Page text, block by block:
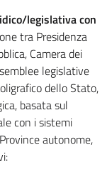
legislativa con
tra Presidenza
Camera dei
legislative
dello Stato,
basata sul
con i sistemi
autonome,